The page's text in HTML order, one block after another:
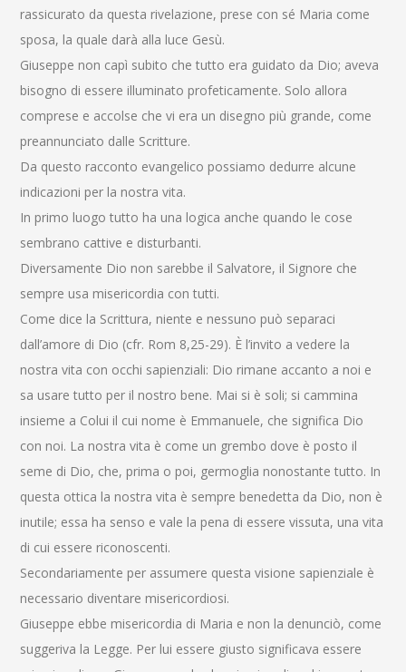
rassicurato da questa rivelazione, prese con sé Maria come
sposa, la quale darà alla luce Gesù.
Giuseppe non capì subito che tutto era guidato da Dio; aveva
bisogno di essere illuminato profeticamente. Solo allora
comprese e accolse che vi era un disegno più grande, come
preannunciato dalle Scritture.
Da questo racconto evangelico possiamo dedurre alcune
indicazioni per la nostra vita.
In primo luogo tutto ha una logica anche quando le cose
sembrano cattive e disturbanti.
Diversamente Dio non sarebbe il Salvatore, il Signore che
sempre usa misericordia con tutti.
Come dice la Scrittura, niente e nessuno può separaci
dall’amore di Dio (cfr. Rom 8,25-29). È l’invito a vedere la
nostra vita con occhi sapienziali: Dio rimane accanto a noi e
sa usare tutto per il nostro bene. Mai si è soli; si cammina
insieme a Colui il cui nome è Emmanuele, che significa Dio
con noi. La nostra vita è come un grembo dove è posto il
seme di Dio, che, prima o poi, germoglia nonostante tutto. In
questa ottica la nostra vita è sempre benedetta da Dio, non è
inutile; essa ha senso e vale la pena di essere vissuta, una vita
di cui essere riconoscenti.
Secondariamente per assumere questa visione sapienziale è
necessario diventare misericordiosi.
Giuseppe ebbe misericordia di Maria e non la denunciò, come
suggeriva la Legge. Per lui essere giusto significava essere